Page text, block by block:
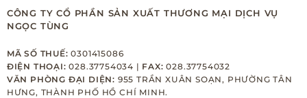
trên cây họ bầu, bí
[Kỳ 4] Quản lý sâu hại quan trọng trên
cây sầu riêng
29/08/2025
CÔNG TY CỔ PHẦN SẢN XUẤT THƯƠNG MẠI DỊCH VỤ
NGỌC TÙNG
MÃ SỐ THUẾ: 0301415086
ĐIỆN THOẠI: 028.37754034 | FAX: 028.37754032
VĂN PHÒNG ĐẠI DIỆN: 955 TRẦN XUÂN SOẠN, PHƯỜNG TÂN
HƯNG, THÀNH PHỐ HỒ CHÍ MINH.